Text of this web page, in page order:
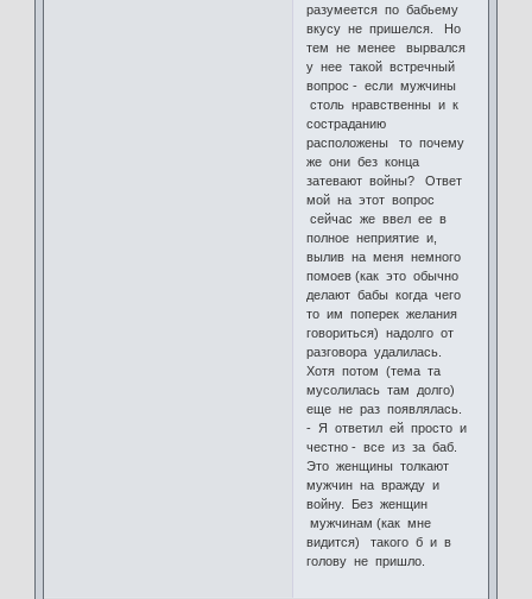
разумеется по бабьему
вкусу не пришелся. Но
тем не менее вырвался
у нее такой встречный
вопрос - если мужчины
столь нравственны и к
состраданию
расположены то почему
же они без конца
затевают войны? Ответ
мой на этот вопрос
сейчас же ввел ее в
полное неприятие и,
вылив на меня немного
помоев (как это обычно
делают бабы когда чего
то им поперек желания
говориться) надолго от
разговора удалилась.
Хотя потом (тема та
мусолилась там долго)
еще не раз появлялась.
- Я ответил ей просто и
честно - все из за баб.
Это женщины толкают
мужчин на вражду и
войну. Без женщин
мужчинам (как мне
видится) такого б и в
голову не пришло.